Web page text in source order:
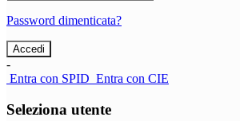
Password dimenticata?
-
Entra con SPID Entra con CIE
Seleziona utente